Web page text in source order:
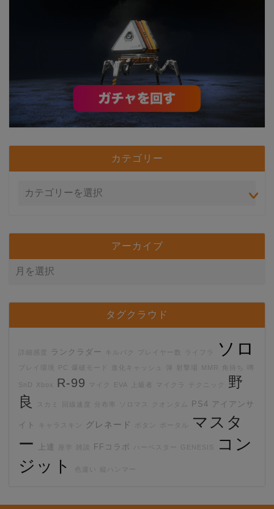
カテゴリー
アーカイブ
タグクラウド
ランクラダー キルパク プレイヤー数 ライフラ ソロ
PC 爆破モード 進化キャッシュ 射撃場 MMR 角待ち
SnD Xbox R-99 マイク EVA 上級者 マイクラ
野
良
回線速度 分布率 ソロマス クオンタム PS4 アイアンサ
イト キャラスキン グレネード ボタン ポータル
マスタ
ー
上達 FFコラボ ハーベスター GENESIS
コン
ジット
色違い 縦ハンマー